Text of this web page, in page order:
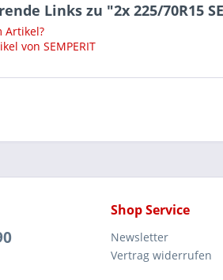
Links zu "2x 225/70R15
Artikel?
von SEMPERIT
Shop Service
Newsletter
Vertrag widerrufen